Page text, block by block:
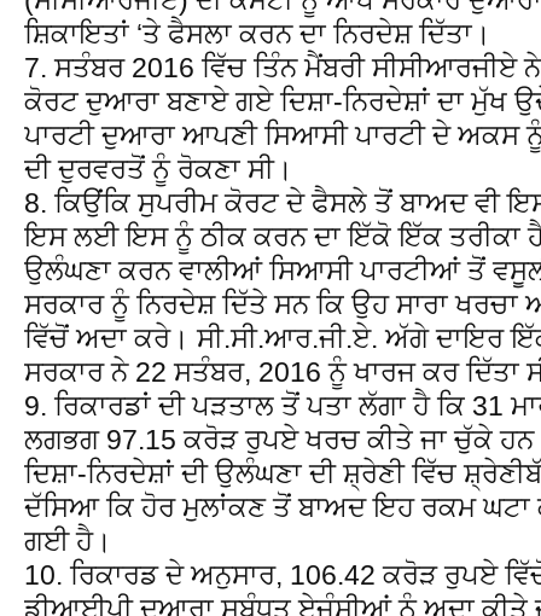
ਸ਼ਿਕਾਇਤਾਂ ‘ਤੇ ਫੈਸਲਾ ਕਰਨ ਦਾ ਨਿਰਦੇਸ਼ ਦਿੱਤਾ।
7. ਸਤੰਬਰ 2016 ਵਿੱਚ ਤਿੰਨ ਮੈਂਬਰੀ ਸੀਸੀਆਰਜੀਏ
ਕੋਰਟ ਦੁਆਰਾ ਬਣਾਏ ਗਏ ਦਿਸ਼ਾ-ਨਿਰਦੇਸ਼ਾਂ ਦਾ ਮੁੱਖ
ਪਾਰਟੀ ਦੁਆਰਾ ਆਪਣੀ ਸਿਆਸੀ ਪਾਰਟੀ ਦੇ ਅਕਸ
ਦੀ ਦੁਰਵਰਤੋਂ ਨੂੰ ਰੋਕਣਾ ਸੀ।
8. ਕਿਉਂਕਿ ਸੁਪਰੀਮ ਕੋਰਟ ਦੇ ਫੈਸਲੇ ਤੋਂ ਬਾਅਦ ਵੀ
ਇਸ ਲਈ ਇਸ ਨੂੰ ਠੀਕ ਕਰਨ ਦਾ ਇੱਕੋ ਇੱਕ ਤਰੀਕਾ ਹੈ
ਉਲੰਘਣਾ ਕਰਨ ਵਾਲੀਆਂ ਸਿਆਸੀ ਪਾਰਟੀਆਂ ਤੋਂ
ਸਰਕਾਰ ਨੂੰ ਨਿਰਦੇਸ਼ ਦਿੱਤੇ ਸਨ ਕਿ ਉਹ ਸਾਰਾ
ਵਿੱਚੋਂ ਅਦਾ ਕਰੇ। ਸੀ.ਸੀ.ਆਰ.ਜੀ.ਏ. ਅੱਗੇ ਦਾਇਰ
ਸਰਕਾਰ ਨੇ 22 ਸਤੰਬਰ, 2016 ਨੂੰ ਖਾਰਜ ਕਰ ਦਿੱਤਾ
9. ਰਿਕਾਰਡਾਂ ਦੀ ਪੜਤਾਲ ਤੋਂ ਪਤਾ ਲੱਗਾ ਹੈ ਕਿ 31
ਲਗਭਗ 97.15 ਕਰੋੜ ਰੁਪਏ ਖਰਚ ਕੀਤੇ ਜਾ ਚੁੱਕੇ
ਦਿਸ਼ਾ-ਨਿਰਦੇਸ਼ਾਂ ਦੀ ਉਲੰਘਣਾ ਦੀ ਸ਼੍ਰੇਣੀ ਵਿੱਚ
ਦੱਸਿਆ ਕਿ ਹੋਰ ਮੁਲਾਂਕਣ ਤੋਂ ਬਾਅਦ ਇਹ ਰਕਮ ਘਟਾ
ਗਈ ਹੈ।
10. ਰਿਕਾਰਡ ਦੇ ਅਨੁਸਾਰ, 106.42 ਕਰੋੜ ਰੁਪਏ
ਡੀਆਈਪੀ ਦੁਆਰਾ ਸਬੰਧਤ ਏਜੰਸੀਆਂ ਨੂੰ ਅਦਾ ਕੀਤੇ